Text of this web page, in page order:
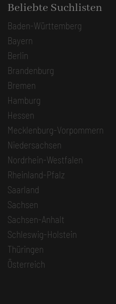
Beliebte Suchlisten
Baden-Württemberg
Bayern
Berlin
Brandenburg
Bremen
Hamburg
Hessen
Mecklenburg-Vorpommern
Niedersachsen
Nordrhein-Westfalen
Rheinland-Pfalz
Saarland
Sachsen
Sachsen-Anhalt
Schleswig-Holstein
Thüringen
Österreich